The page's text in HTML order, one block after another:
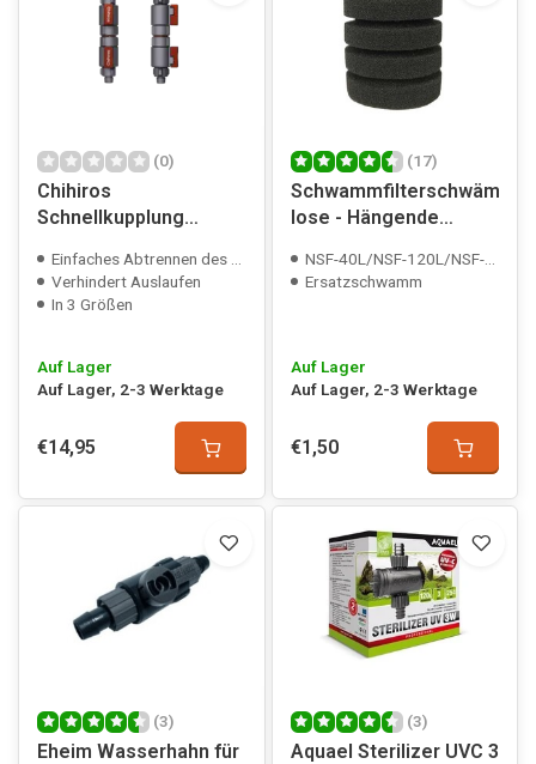
(0)
Chihiros
Schnellkupplung
Einfaches Abtrennen des Schlauches
Verhindert Auslaufen
In 3 Größen
Auf Lager
Auf Lager, 2-3 Werktage
€14,95
(17)
Schwammfilterschwämme
lose - Hängende
NSF-40L/NSF-120L/NSF-200L compatible
Ersatzschwamm
Auf Lager
Auf Lager, 2-3 Werktage
€1,50
(3)
Eheim Wasserhahn für
(3)
Aquael Sterilizer UVC 3